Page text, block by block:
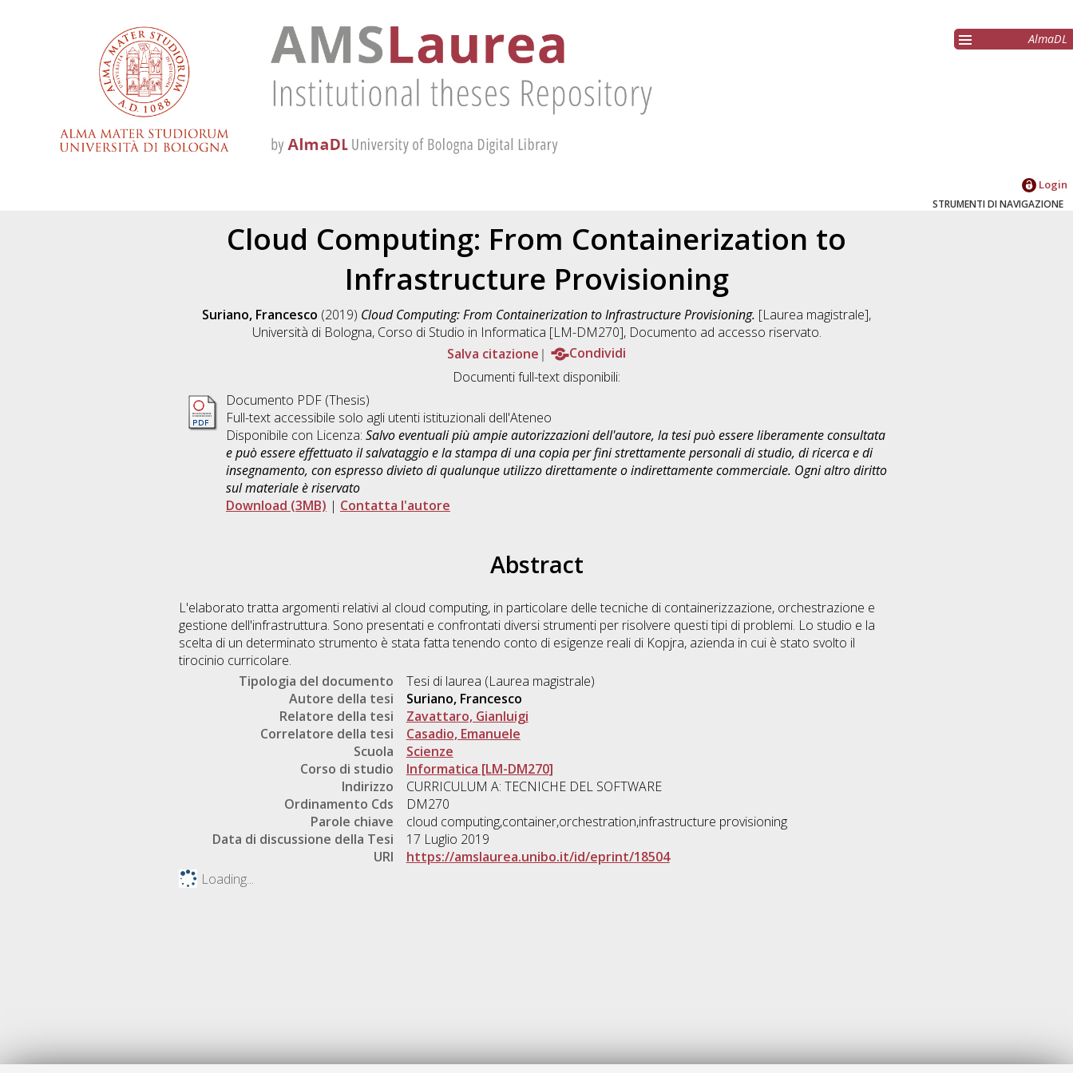
AlmaDL
Login
STRUMENTI DI NAVIGAZIONE
Cloud Computing: From Containerization to
Infrastructure Provisioning
Suriano, Francesco (2019) Cloud Computing: From Containerization to Infrastructure Provisioning. [Laurea magistrale],
Università di Bologna, Corso di Studio in Informatica [LM-DM270], Documento ad accesso riservato.
Salva citazione
Condividi
Documenti full-text disponibili:
Documento PDF (Thesis)
Full-text accessibile solo agli utenti istituzionali dell'Ateneo
Disponibile con Licenza: Salvo eventuali più ampie autorizzazioni dell'autore, la tesi può essere liberamente consultata
e può essere effettuato il salvataggio e la stampa di una copia per fini strettamente personali di studio, di ricerca e di
insegnamento, con espresso divieto di qualunque utilizzo direttamente o indirettamente commerciale. Ogni altro diritto
sul materiale è riservato
Download (3MB) | Contatta l'autore
Abstract
L'elaborato tratta argomenti relativi al cloud computing, in particolare delle tecniche di containerizzazione, orchestrazione e
gestione dell'infrastruttura. Sono presentati e confrontati diversi strumenti per risolvere questi tipi di problemi. Lo studio e la
scelta di un determinato strumento è stata fatta tenendo conto di esigenze reali di Kopjra, azienda in cui è stato svolto il
tirocinio curricolare.
Tipologia del documento
Tesi di laurea (Laurea magistrale)
Autore della tesi
Suriano, Francesco
Relatore della tesi
Zavattaro, Gianluigi
Correlatore della tesi
Casadio, Emanuele
Scuola
Scienze
Corso di studio
Informatica [LM-DM270]
Indirizzo
CURRICULUM A: TECNICHE DEL SOFTWARE
Ordinamento Cds
DM270
Parole chiave
cloud computing,container,orchestration,infrastructure provisioning
Data di discussione della Tesi
17 Luglio 2019
URI
https://amslaurea.unibo.it/id/eprint/18504
Loading...